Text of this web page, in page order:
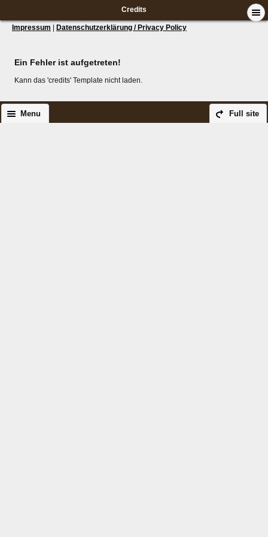
Credits
Impressum Datenschutzerklärung / Privacy Policy
Ein Fehler ist aufgetreten!
Kann das 'credits' Template nicht laden.
Full site
Menu